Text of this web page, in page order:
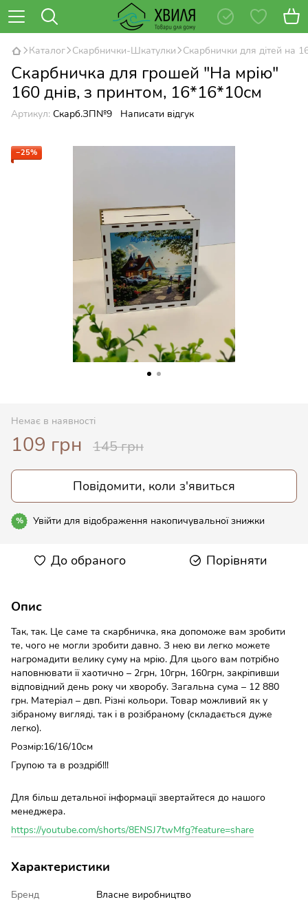
Каталог Скарбнички-Шкатулки Скарбнички для дітей на
Скарбничка для грошей "На мрію"
160 днів, з принтом, 16*16*10см
Артикул: Скарб.ЗП№9 Написати відгук
−25%
Немає в наявності
109 грн 145 грн
Повідомити, коли з'явиться
% Увійти для відображення накопичувальної знижки
До обраного Порівняти
Опис
Так, так. Це саме та скарбничка, яка допоможе вам зробити
те, чого не могли зробити давно. З нею ви легко можете
нагромадити велику суму на мрію. Для цього вам потрібно
наповнювати її хаотично – 2грн, 10грн, 160грн, закріпивши
відповідний день року чи хворобу. Загальна сума – 12 880
грн. Матеріал – двп. Різні кольори. Товар можливий як у
зібраному вигляді, так і в розібраному (складається дуже
легко).
Розмір:16/16/10см
Групою та в роздріб!!!
Для більш детальної інформації звертайтеся до нашого
менеджера.
https://youtube.com/shorts/8ENSJ7twMfg?feature=share
Характеристики
Бренд Власне виробництво